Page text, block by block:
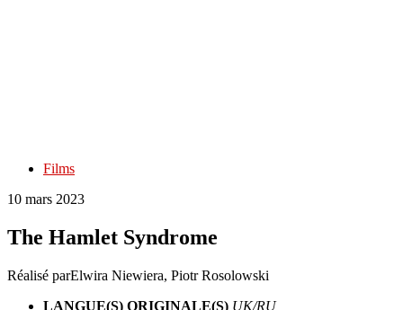
Films
10 mars 2023
The Hamlet Syndrome
Réalisé parElwira Niewiera, Piotr Rosolowski
LANGUE(S) ORIGINALE(S) UK/RU